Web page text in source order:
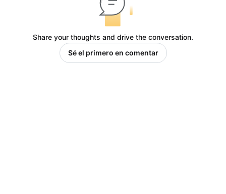
Share your thoughts and drive the conversation.
Sé el primero en comentar